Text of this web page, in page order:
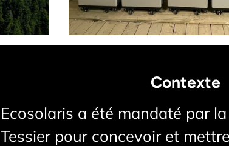
Contexte
Ecosolaris a été mandaté par
Tessier pour concevoir et